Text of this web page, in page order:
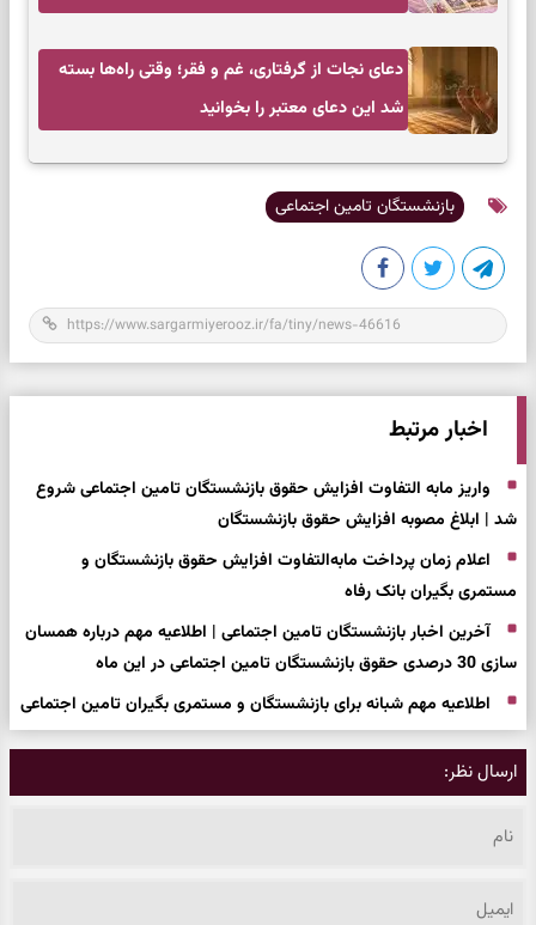
دعای نجات از گرفتاری، غم و فقر؛ وقتی راه‌ها بسته
شد این دعای معتبر را بخوانید
بازنشستگان تامین اجتماعی
اخبار مرتبط
واریز مابه التفاوت افزایش حقوق بازنشستگان تامین اجتماعی شروع
شد | ابلاغ مصوبه افزایش حقوق بازنشستگان
اعلام زمان پرداخت مابه‌التفاوت افزایش حقوق بازنشستگان و
مستمری بگیران بانک رفاه
آخرین اخبار بازنشستگان تامین اجتماعی | اطلاعیه مهم درباره همسان
سازی 30 درصدی حقوق بازنشستگان تامین اجتماعی در این ماه
اطلاعیه مهم شبانه برای بازنشستگان و مستمری بگیران تامین اجتماعی
ارسال نظر: